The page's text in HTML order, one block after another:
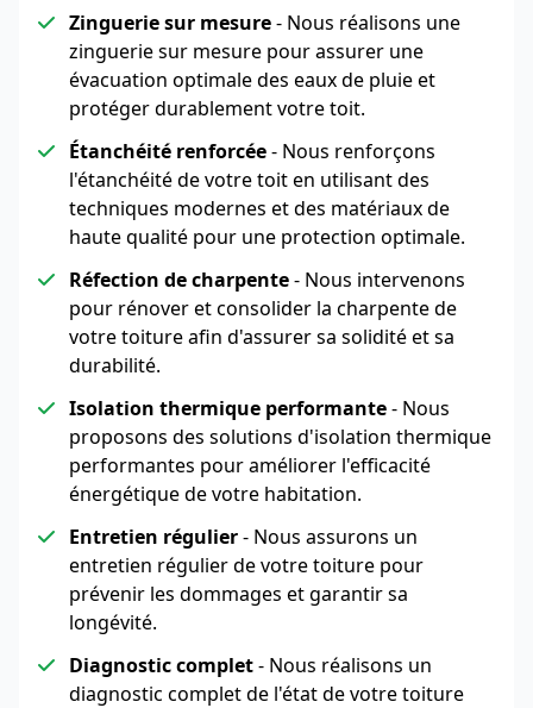
Zinguerie sur mesure- Nous réalisons une
zinguerie sur mesure pour assurer une
évacuation optimale des eaux de pluie et
protéger durablement votre toit.
Étanchéité renforcée- Nous renforçons
l'étanchéité de votre toit en utilisant des
techniques modernes et des matériaux de
haute qualité pour une protection optimale.
Réfection de charpente- Nous intervenons
pour rénover et consolider la charpente de
votre toiture afin d'assurer sa solidité et sa
durabilité.
Isolation thermique performante- Nous
proposons des solutions d'isolation thermique
performantes pour améliorer l'efficacité
énergétique de votre habitation.
Entretien régulier- Nous assurons un
entretien régulier de votre toiture pour
prévenir les dommages et garantir sa
longévité.
Diagnostic complet- Nous réalisons un
diagnostic complet de l'état de votre toiture